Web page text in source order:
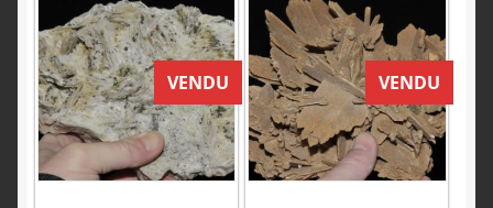
VENDU VENDU